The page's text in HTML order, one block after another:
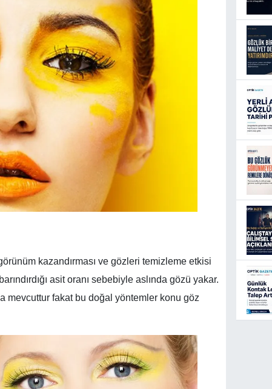
kazandırması ve gözleri temizleme etkisi
asit oranı sebebiyle aslında gözü yakar.
mevcuttur fakat bu doğal yöntemler konu göz